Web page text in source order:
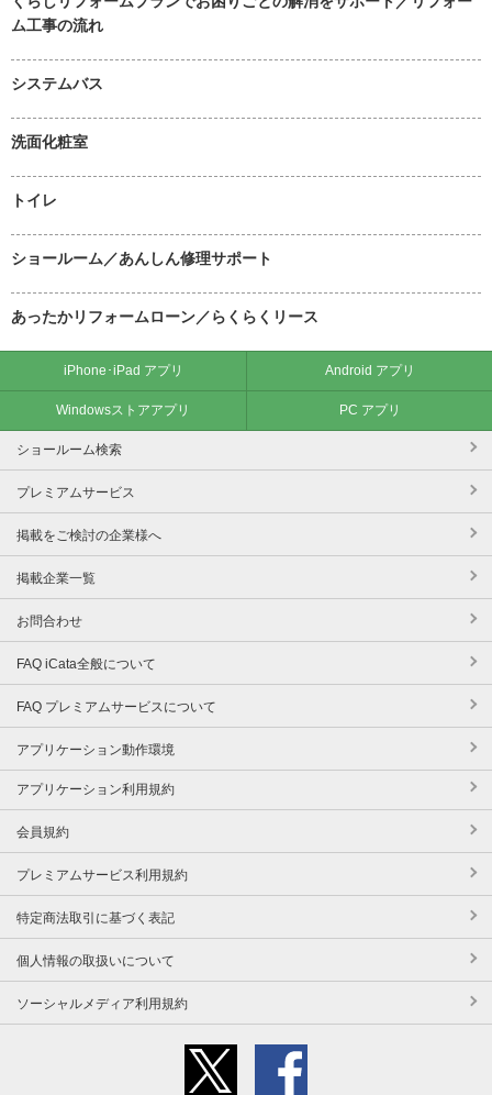
ム工事の流れ
システムバス
洗面化粧室
トイレ
ショールーム／あんしん修理サポート
あったかリフォームローン／らくらくリース
iPhone･iPad アプリ Android アプリ
Windowsストアアプリ PC アプリ
ショールーム検索
プレミアムサービス
掲載をご検討の企業様へ
掲載企業一覧
お問合わせ
FAQ iCata全般について
FAQ プレミアムサービスについて
アプリケーション動作環境
アプリケーション利用規約
会員規約
プレミアムサービス利用規約
特定商法取引に基づく表記
個人情報の取扱いについて
ソーシャルメディア利用規約